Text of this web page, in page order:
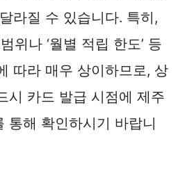
라질 수 있습니다. 특히,
위나 ‘월별 적립 한도’ 등
따라 매우 상이하므로, 상
시 카드 발급 시점에 제주
통해 확인하시기 바랍니